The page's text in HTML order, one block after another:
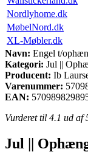
Nordlyhome.dk
MøbelNord.dk
XL-Møbler.dk
Navn: Engel t/
Kategori: Jul ||
Producent: Ib
Varenummer:
EAN:
Vurderet til 4.1 ud af
Jul ||